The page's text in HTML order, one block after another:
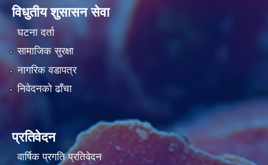
विधुतीय शुसासन सेवा
घटना दर्ता
सामाजिक सुरक्षा
नागरिक वडापत्र
निवेदनको ढाँचा
प्रतिवेदन
वार्षिक प्रगति प्रतिवेदन